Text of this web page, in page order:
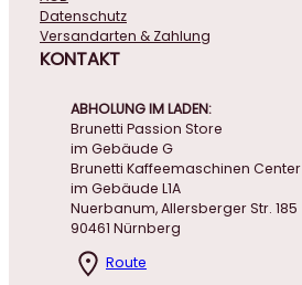
Datenschutz
Versandarten & Zahlung
KONTAKT
ABHOLUNG IM LADEN:
Brunetti Passion Store
im Gebäude G
Brunetti Kaffeemaschinen Center
im Gebäude L1A
Nuerbanum, Allersberger Str. 185
90461 Nürnberg
Route